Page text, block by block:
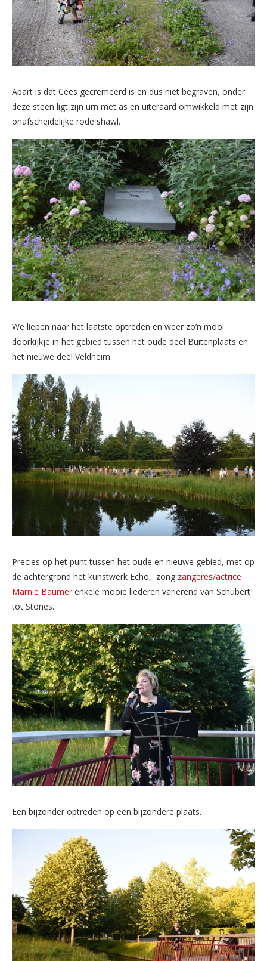
Apart is dat Cees gecremeerd is en dus niet begraven, onder
deze steen ligt zijn urn met as en uiteraard omwikkeld met zijn
onafscheidelijke rode shawl.
We liepen naar het laatste optreden en weer zo’n mooi
doorkijkje in het gebied tussen het oude deel Buitenplaats en
het nieuwe deel Veldheim.
Precies op het punt tussen het oude en nieuwe gebied, met op
de achtergrond het kunstwerk Echo, zong zangeres/actrice
Marnie Baumerenkele mooie liederen variërend van Schubert
tot Stones.
Een bijzonder optreden op een bijzondere plaats.